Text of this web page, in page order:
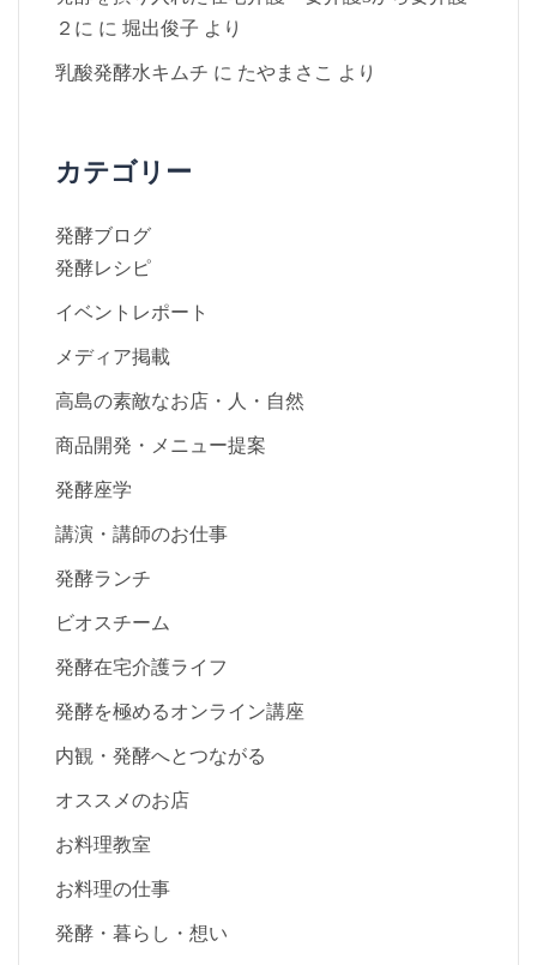
２に に 堀出俊子 より
乳酸発酵水キムチ に たやまさこ より
カテゴリー
発酵ブログ
発酵レシピ
イベントレポート
メディア掲載
高島の素敵なお店・人・自然
商品開発・メニュー提案
発酵座学
講演・講師のお仕事
発酵ランチ
ビオスチーム
発酵在宅介護ライフ
発酵を極めるオンライン講座
内観・発酵へとつながる
オススメのお店
お料理教室
お料理の仕事
発酵・暮らし・想い